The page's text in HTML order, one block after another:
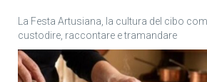
La Festa Artusiana, la cultura del cibo
custodire, raccontare e tramandare